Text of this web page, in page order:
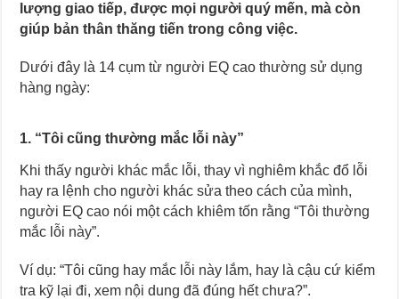
lượng giao tiếp, được mọi người quý mến, mà còn
giúp bản thân thăng tiến trong công việc.
Dưới đây là 14 cụm từ người EQ cao thường sử dụng
hàng ngày:
1. “Tôi cũng thường mắc lỗi này”
Khi thấy người khác mắc lỗi, thay vì nghiêm khắc đổ lỗi
hay ra lệnh cho người khác sửa theo cách của mình,
người EQ cao nói một cách khiêm tốn rằng “Tôi thường
mắc lỗi này”.
Ví dụ: “Tôi cũng hay mắc lỗi này lắm, hay là cậu cứ kiểm
tra kỹ lại đi, xem nội dung đã đúng hết chưa?”.